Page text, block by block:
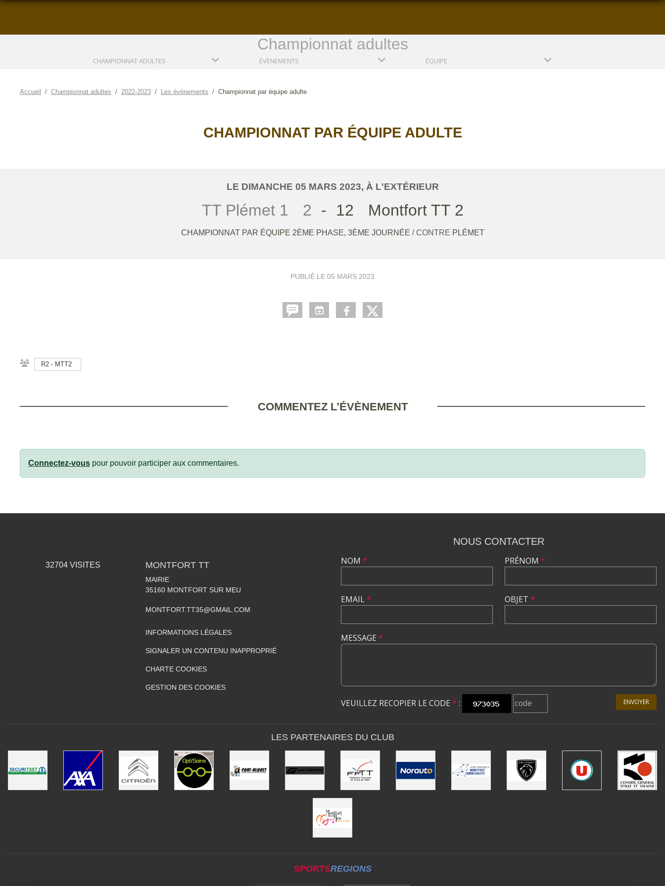
Championnat adultes
CHAMPIONNAT ADULTES ÉVÈNEMENTS ÉQUIPE
Accueil Championnat adultes 2022-2023 Les évènements Championnat par équipe adulte
CHAMPIONNAT PAR ÉQUIPE ADULTE
LE DIMANCHE 05 MARS 2023, À L'EXTÉRIEUR
TT Plémet 1 2 - 12 Montfort TT 2
CHAMPIONNAT PAR ÉQUIPE 2ÈME PHASE, 3ÈME JOURNÉE / CONTRE PLÉMET
PUBLIÉ LE 05 MARS 2023
R2 - MTT2
COMMENTEZ L’ÉVÈNEMENT
Connectez-vous pour pouvoir participer aux commentaires.
32704VISITES MONTFORT TT
MAIRIE
35160 MONTFORT SUR MEU
MONTFORT.TT35@GMAIL.COM
INFORMATIONS LÉGALES
SIGNALER UN CONTENU INAPPROPRIÉ
CHARTE COOKIES
GESTION DES COOKIES
NOUS CONTACTER
NOM *
EMAIL*
PRÉNOM *
OBJET *
MESSAGE *
VEUILLEZ RECOPIER LE CODE * : ENVOYER
LES PARTENAIRES DU CLUB
SPORTSREGIONS